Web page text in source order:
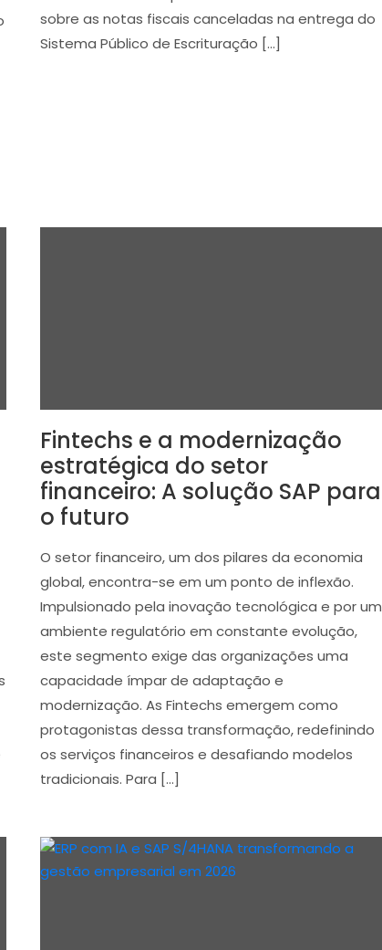
sobre as notas fiscais canceladas na entrega do
Sistema Público de Escrituração […]
Fintechs e a modernização
estratégica do setor
financeiro: A solução SAP para
o futuro
O setor financeiro, um dos pilares da economia
global, encontra-se em um ponto de inflexão.
Impulsionado pela inovação tecnológica e por um
ambiente regulatório em constante evolução,
este segmento exige das organizações uma
capacidade ímpar de adaptação e
modernização. As Fintechs emergem como
protagonistas dessa transformação, redefinindo
os serviços financeiros e desafiando modelos
tradicionais. Para […]